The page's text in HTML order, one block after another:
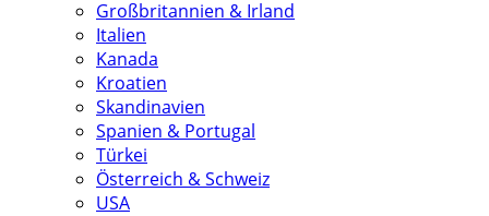
Großbritannien & Irland
Italien
Kanada
Kroatien
Skandinavien
Spanien & Portugal
Türkei
Österreich & Schweiz
USA